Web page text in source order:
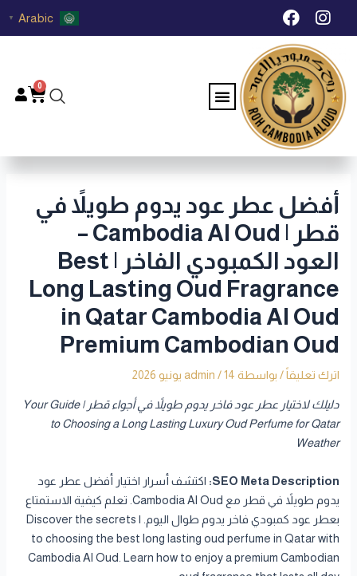
تخطي I
n
s
t
a
g
r
a
m
F
a
c
e
b
o
o
k
Arabic
▼
Menu
0
أفضل عطر عود يدوم طويلاً في
قطر | Cambodia Al Oud –
العود الكمبودي الفاخر | Best
Long Lasting Oud Fragrance
in Qatar Cambodia Al Oud
Premium Cambodian Oud
اترك تعليقاً / بواسطة admin /14 يونيو 2026
دليلك لاختيار عطر عود فاخر يدوم طويلاً في أجواء قطر | Your Guide
to Choosing a Long Lasting Luxury Oud Perfume for Qatar
Weather
SEO Meta Description: اكتشف أسرار اختيار أفضل عطر عود
يدوم طويلاً في قطر مع Cambodia Al Oud. تعلم كيفية الاستمتاع
بعطر عود كمبودي فاخر يدوم طوال اليوم. | Discover the secrets
to choosing the best long lasting oud perfume in Qatar with
Cambodia Al Oud. Learn how to enjoy a premium Cambodian
Post
navigation